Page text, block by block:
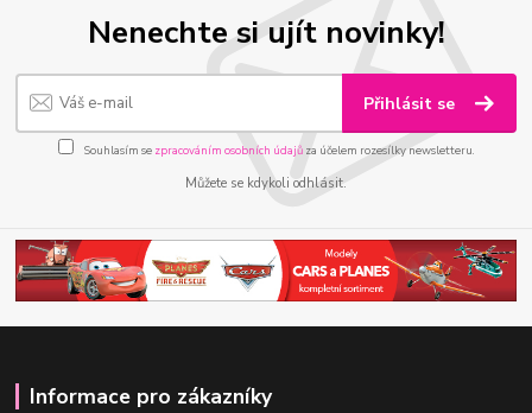
Nenechte si ujít novinky!
Přihlásit se
Souhlasím se zpracováním osobních údajůza účelem rozesílky newsletteru.
Můžete se kdykoli odhlásit.
Informace pro zákazníky